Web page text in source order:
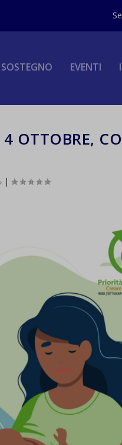
SOSTEGNO EVENTI
OTTOBRE,
|